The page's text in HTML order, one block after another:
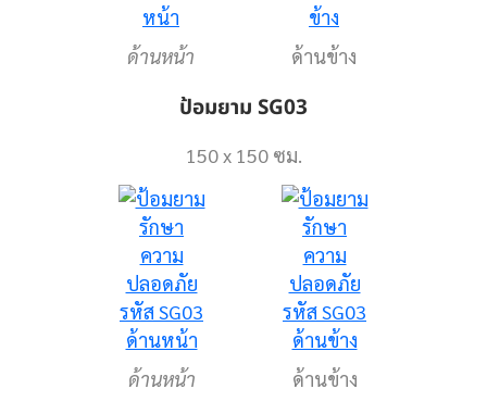
ด้านหน้า ด้านข้าง
ป้อมยาม SG03
150 x 150 ซม.
ด้านหน้า ด้านข้าง